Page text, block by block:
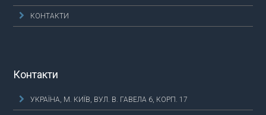
КОНТАКТИ
Контакти
УКРАЇНА, М. КИЇВ, ВУЛ. В. ГАВЕЛА 6, КОРП. 17